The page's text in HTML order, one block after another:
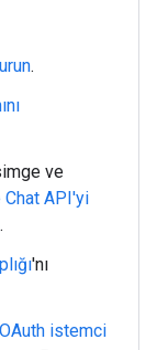
.
ve
Chat API'yi
.
'nı
OAuth istemci